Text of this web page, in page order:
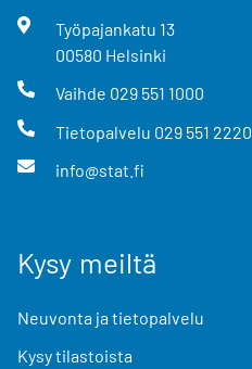
Työpajankatu 13
00580 Helsinki
Vaihde 029 551 1000
Tietopalvelu 029 551 2220
info@stat.fi
Kysy meiltä
Neuvonta ja tietopalvelu
Kysy tilastoista